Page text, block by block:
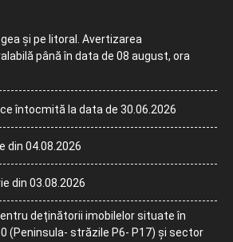
și pe litoral. Avertizarea
până în data de 08 august, ora
întocmită la data de 30.06.2026
din 04.08.2026
din 03.08.2026
deținătorii imobilelor situate în
(Peninsula- străzile P6- P17) și sector